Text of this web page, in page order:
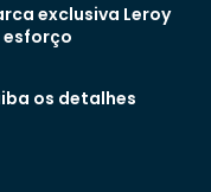
exclusiva Leroy
esforço
os detalhes